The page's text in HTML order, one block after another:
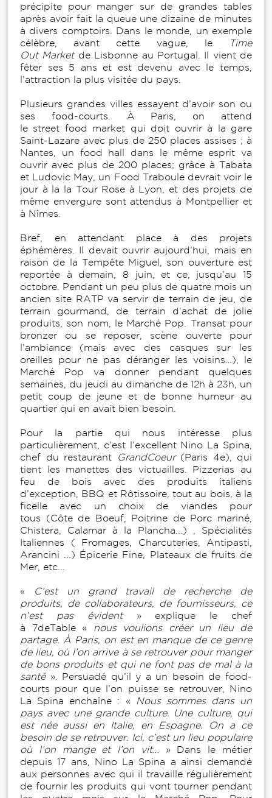
précipite pour manger sur de grandes tables
après avoir fait la queue une dizaine de minutes
à divers comptoirs. Dans le monde, un exemple
célèbre, avant cette vague, le
Time
Out Market de Lisbonne au Portugal. Il vient de
fêter ses 5 ans et est devenu avec le temps,
l’attraction la plus visitée du pays.
Plusieurs grandes villes essayent d’avoir son ou
ses food-courts. À Paris, on attend
le street food market qui doit ouvrir à la gare
Saint-Lazare avec plus de 250 places assises ; à
Nantes, un food hall dans le même esprit va
ouvrir avec plus de 200 places; grâce à Tabata
et Ludovic May, un Food Traboule devrait voir le
jour à la la Tour Rose à Lyon, et des projets de
même envergure sont attendus à Montpellier et
à Nîmes.
Bref, en attendant place à des projets
éphémères. Il devait ouvrir aujourd’hui, mais en
raison de la Tempête Miguel, son ouverture est
reportée à demain, 8 juin, et ce, jusqu’au 15
octobre. Pendant un peu plus de quatre mois un
ancien site RATP va servir de terrain de jeu, de
terrain gourmand, de terrain d’achat de jolie
produits, son nom, le Marché Pop. Transat pour
bronzer ou se reposer, scène ouverte pour
l’ambiance (mais avec des casques sur les
oreilles pour ne pas déranger les voisins…), le
Marché Pop va donner pendant quelques
semaines, du jeudi au dimanche de 12h à 23h, un
petit coup de jeune et de bonne humeur au
quartier qui en avait bien besoin.
Pour la partie qui nous intéresse plus
particulièrement, c’est l’excellent Nino La Spina,
chef du restaurant
GrandCoeur (Paris 4e), qui
tient les manettes des victuailles. Pizzerias au
feu de bois avec des produits italiens
d’exception, BBQ et Rôtissoire, tout au bois, à la
ficelle avec un choix de viandes pour
tous (Côte de Boeuf, Poitrine de Porc mariné,
Chistera, Calamar à la Plancha...) , Spécialités
Italiennes ( Fromages, Charcuteries, Antipasti,
Arancini ...) Épicerie Fine, Plateaux de fruits de
Mer, etc...
«
C’est un grand travail de recherche de
produits, de collaborateurs, de fournisseurs, ce
n’est pas évident » explique le chef
à 7deTable « nous voulions créer un lieu de
partage. À Paris, on est en manque de ce genre
de lieu, où l’on arrive à se retrouver pour manger
de bons produits et qui ne font pas de mal à la
santé». Persuadé qu’il y a un besoin de food-
courts pour que l’on puisse se retrouver, Nino
La Spina enchaîne : «
Nous sommes dans un
pays avec une grande culture. Une culture, qui
est née aussi en Italie, en Espagne. On a ce
besoin de se retrouver. Ici, c’est un lieu populaire
où l’on mange et l’on vit… » Dans le métier
depuis 17 ans, Nino La Spina a ainsi demandé
aux personnes avec qui il travaille régulièrement
de fournir les produits qui vont tourner pendant